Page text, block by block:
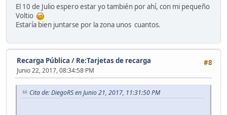
El 10 de Julio espero estar yo también por ahí, con mi pequeño
Voltio
Estaría bien juntarse por la zona unos cuantos.
#8
Recarga Pública / Re:Tarjetas de recarga
Junio 22, 2017, 08:34:58 PM
Cita de: DiegoRS en Junio 21, 2017, 11:31:50 PM